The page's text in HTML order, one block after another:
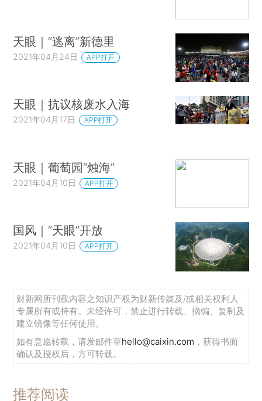
天眼｜“逃离”新德里
2021年04月24日 APP打开
天眼｜抗议核废水入海
2021年04月17日 APP打开
天眼｜葡萄园“烛海”
2021年04月10日 APP打开
国风｜“天眼”开放
2021年04月10日 APP打开
财新网所刊载内容之知识产权为财新传媒及/或相关权利人
专属所有或持有。未经许可，禁止进行转载、摘编、复制及
建立镜像等任何使用。
如有意愿转载，请发邮件至hello@caixin.com ，获得书面
确认及授权后，方可转载。
推荐阅读